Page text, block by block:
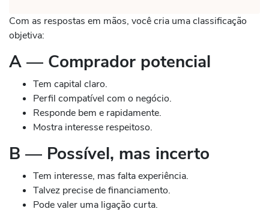
Com as respostas em mãos, você cria uma classificação
objetiva:
A — Comprador potencial
Tem capital claro.
Perfil compatível com o negócio.
Responde bem e rapidamente.
Mostra interesse respeitoso.
B — Possível, mas incerto
Tem interesse, mas falta experiência.
Talvez precise de financiamento.
Pode valer uma ligação curta.